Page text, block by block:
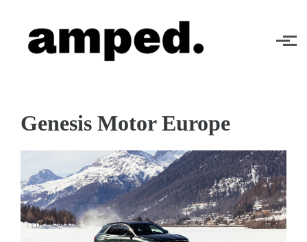
Genesis Motor Europe